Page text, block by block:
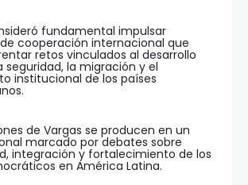
fundamental impulsar
cooperación internacional que
retos vinculados al desarrollo
seguridad, la migración y el
institucional de los países
de Vargas se producen en un
marcado por debates sobre
integración y fortalecimiento de los
en América Latina.